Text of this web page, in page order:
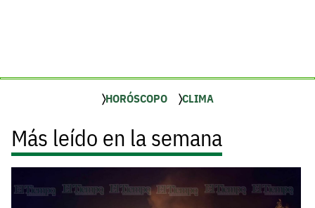
HORÓSCOPO CLIMA
Más leído en la semana